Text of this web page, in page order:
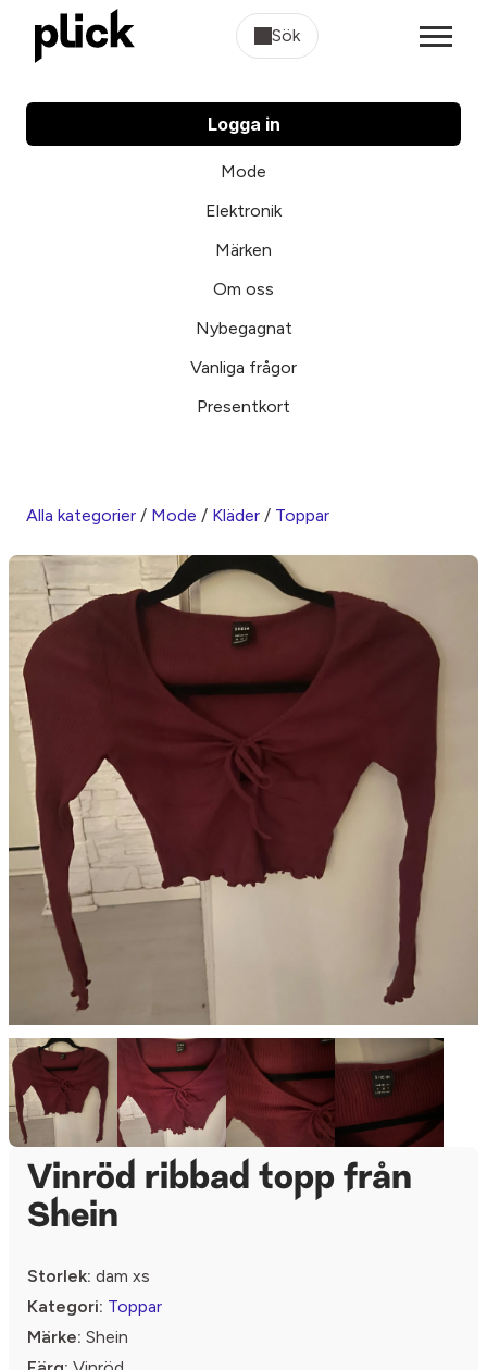
Sök
Logga in
Mode
Elektronik
Märken
Om oss
Nybegagnat
Vanliga frågor
Presentkort
Alla kategorier / Mode / Kläder / Toppar
Vinröd ribbad topp från
Shein
Storlek: dam xs
Kategori: Toppar
Märke: Shein